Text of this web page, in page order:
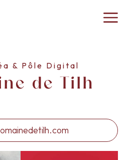
& Pôle Digital
de Tilh